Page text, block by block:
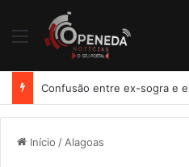
Menu
Início / Alagoas